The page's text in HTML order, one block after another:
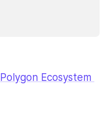
Polygon Ecosystem